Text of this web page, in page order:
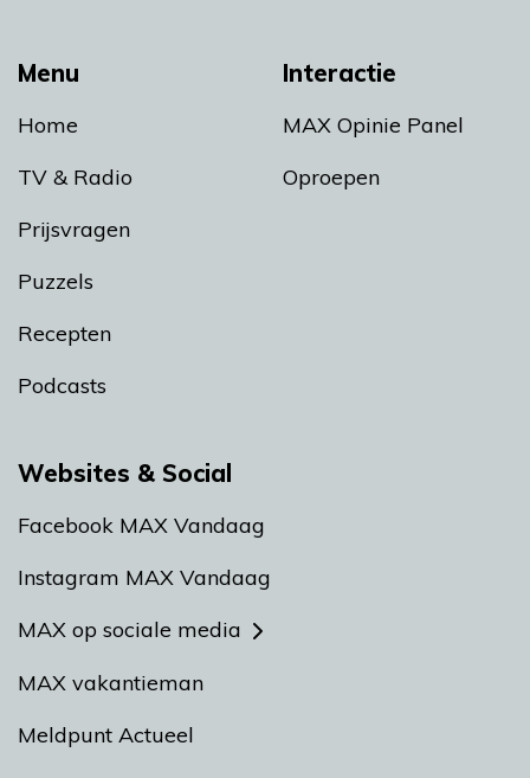
Menu
Home
TV & Radio
Prijsvragen
Puzzels
Recepten
Podcasts
Interactie
MAX Opinie Panel
Oproepen
Websites & Social
Facebook MAX Vandaag
Instagram MAX Vandaag
MAX op sociale media
MAX vakantieman
Meldpunt Actueel